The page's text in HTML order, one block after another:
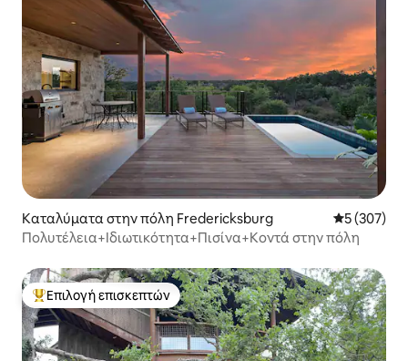
Καταλύματα στην πόλη Fredericksburg Μέση
5 (307)
Πολυτέλεια+Ιδιωτικότητα+Πισίνα+Κοντά στην πόλη
Κορυφαία επιλογή επισκεπτών
Επιλογή επισκεπτών